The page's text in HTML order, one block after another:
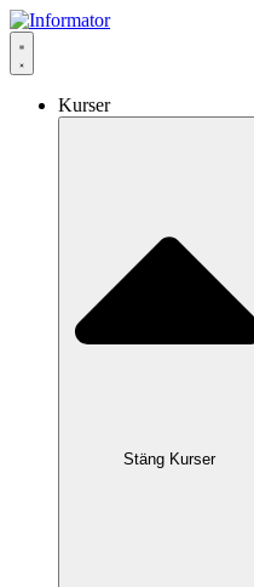
Hoppa
till
innehåll
Kurser
Stäng Kurser